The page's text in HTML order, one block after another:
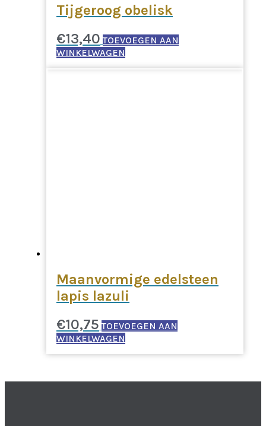
Tijgeroog obelisk
€13,40 TOEVOEGEN AAN
WINKELWAGEN
Maanvormige edelsteen
lapis lazuli
€10,75 TOEVOEGEN AAN
WINKELWAGEN